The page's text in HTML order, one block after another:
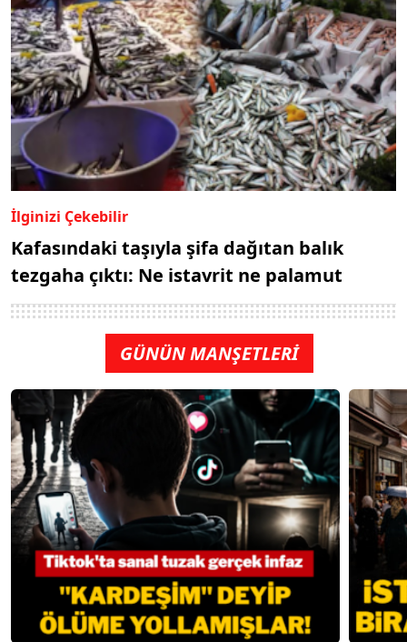
İlginizi Çekebilir
Kafasındaki taşıyla şifa dağıtan balık
tezgaha çıktı: Ne istavrit ne palamut
GÜNÜN MANŞETLERİ